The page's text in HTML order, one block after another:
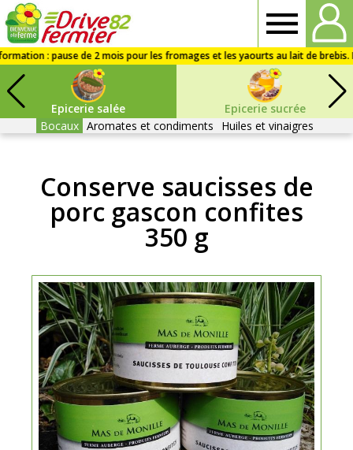
82
Epicerie salée
Epicerie sucrée
Bocaux Aromates et condiments Huiles et vinaigres
Conserve saucisses de
porc gascon confites
350 g